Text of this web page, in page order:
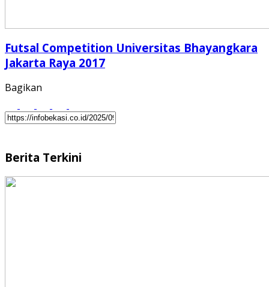
Futsal Competition Universitas Bhayangkara
Jakarta Raya 2017
Bagikan
Berita Terkini